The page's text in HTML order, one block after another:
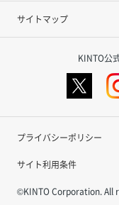
サイトマップ
KINTO公
プライバシーポリシー
サイト利用条件
©KINTO Corporation. All